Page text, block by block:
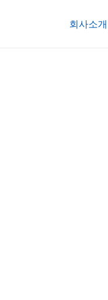
회사소개